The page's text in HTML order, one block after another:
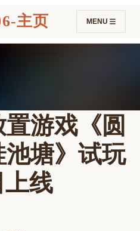
主页 MENU
游戏《圆
塘》试玩
线